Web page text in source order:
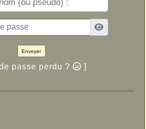
Envoyer
passe perdu ? ]